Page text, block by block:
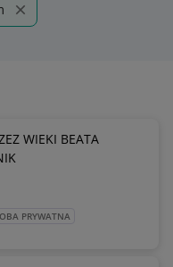
WIEKI BEATA
PRYWATNA